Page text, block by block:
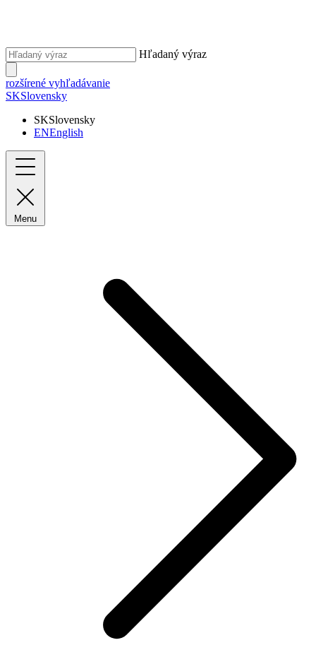
Hľadaný výraz
rozšírené vyhľadávanie
SKSlovensky
SKSlovensky
ENEnglish
Menu